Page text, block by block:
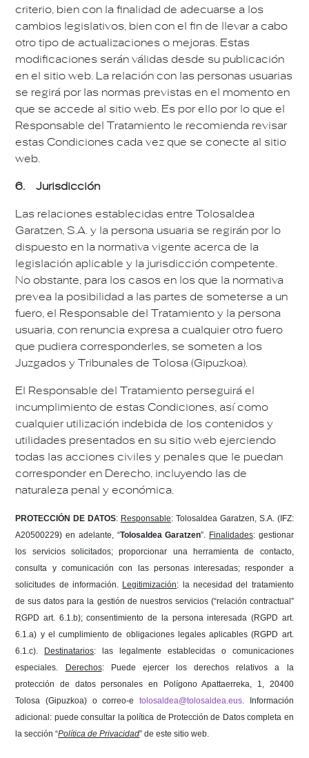
criterio, bien con la finalidad de adecuarse a los
cambios legislativos, bien con el fin de llevar a cabo
otro tipo de actualizaciones o mejoras. Estas
modificaciones serán válidas desde su publicación
en el sitio web. La relación con las personas usuarias
se regirá por las normas previstas en el momento en
que se accede al sitio web. Es por ello por lo que el
Responsable del Tratamiento le recomienda revisar
estas Condiciones cada vez que se conecte al sitio
web.
6. Jurisdicción
Las relaciones establecidas entre Tolosaldea
Garatzen, S.A. y la persona usuaria se regirán por lo
dispuesto en la normativa vigente acerca de la
legislación aplicable y la jurisdicción competente.
No obstante, para los casos en los que la normativa
prevea la posibilidad a las partes de someterse a un
fuero, el Responsable del Tratamiento y la persona
usuaria, con renuncia expresa a cualquier otro fuero
que pudiera corresponderles, se someten a los
Juzgados y Tribunales de Tolosa (Gipuzkoa).
El Responsable del Tratamiento perseguirá el
incumplimiento de estas Condiciones, así como
cualquier utilización indebida de los contenidos y
utilidades presentados en su sitio web ejerciendo
todas las acciones civiles y penales que le puedan
corresponder en Derecho, incluyendo las de
naturaleza penal y económica.
PROTECCIÓN DE DATOS: Responsable: Tolosaldea Garatzen, S.A. (IFZ:
A20500229) en adelante, “Tolosaldea Garatzen”. Finalidades: gestionar
los servicios solicitados; proporcionar una herramienta de contacto,
consulta y comunicación con las personas interesadas; responder a
solicitudes de información. Legitimización: la necesidad del tratamiento
de sus datos para la gestión de nuestros servicios (“relación contractual”
RGPD art. 6.1.b); consentimiento de la persona interesada (RGPD art.
6.1.a) y elcumplimiento de obligaciones legales aplicables (RGPD art.
6.1.c).
Destinatarios: las legalmente establecidas o comunicaciones
especiales.
Derechos: Puede ejercer los derechos relativos a la
protección de datos personales en Polígono Apattaerreka, 1, 20400
Tolosa (Gipuzkoa) o correo-e tolosaldea@tolosaldea.eus. Información
adicional: puede consultar la política de Protección de Datos completa en
la sección “Política de Privacidad” de este sitio web.